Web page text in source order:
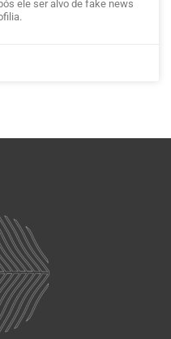
ele ser alvo de fake news